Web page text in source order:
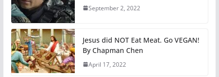
September 2, 2022
Jesus did NOT Eat Meat. Go VEGAN!
By Chapman Chen
April 17, 2022